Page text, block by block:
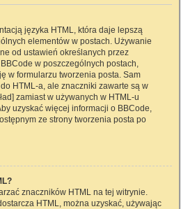
języka HTML, która daje lepszą
elementów w postach. Używanie
od ustawień określanych przez
w poszczególnych postach,
w formularzu tworzenia posta. Sam
HTML-a, ale znaczniki zawarte są w
zamiast w używanych w HTML-u
uzyskać więcej informacji o BBCode,
ze strony tworzenia posta po
znaczników HTML na tej witrynie.
HTML, można uzyskać, używając